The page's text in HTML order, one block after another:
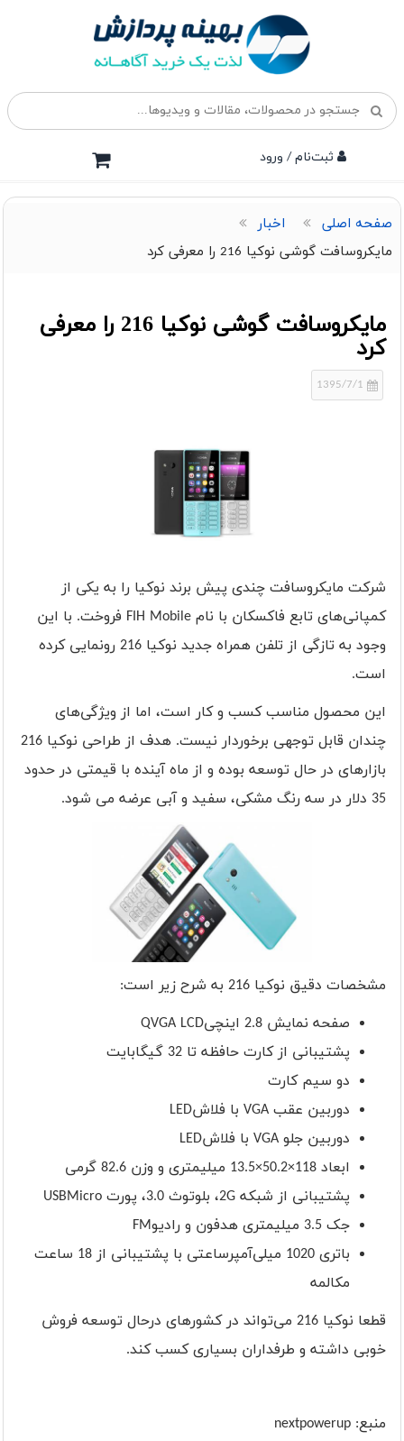
ثبت‌نام / ورود
صفحه اصلی
اخبار
مایکروسافت گوشی نوکیا 216 را معرفی کرد
مایکروسافت گوشی نوکیا 216 را معرفی
کرد
شرکت مایکروسافت چندی پیش برند نوکیا را به یکی از
کمپانی‌های تابع فاکسکان با نام FIH Mobile فروخت. با این
وجود به تازگی از تلفن همراه جدید نوکیا 216 رونمایی کرده
است.
این محصول مناسب کسب و کار است، اما از ویژگی‌های
چندان قابل توجهی برخوردار نیست. هدف از طراحی نوکیا 216
بازارهای در حال توسعه بوده و از ماه آینده با قیمتی در حدود
35 دلار در سه رنگ مشکی، سفید و آبی عرضه می شود
.
مشخصات دقیق نوکیا 216 به شرح زیر است
:
صفحه نمایش 2.8 اینچی
QVGA LCD
پشتیبانی از کارت حافظه تا 32 گیگابایت
دو سیم کارت
دوربین عقب VGA با فلاشLED
دوربین جلو VGA با فلاشLED
ابعاد 118×50.2×13.5 میلیمتری و وزن 82.6 گرمی
پشتیبانی از شبکه 2G، بلوتوث 3.0، پورت Micro
USB
جک 3.5 میلیمتری هدفون و رادیو
FM
باتری 1020 میلی‌آمپرساعتی با پشتیبانی از 18 ساعت
مکالمه
قطعا نوکیا 216 می‌تواند در کشورهای درحال توسعه فروش
خوبی داشته و طرفداران بسیاری کسب کند.
منبع: nextpowerup